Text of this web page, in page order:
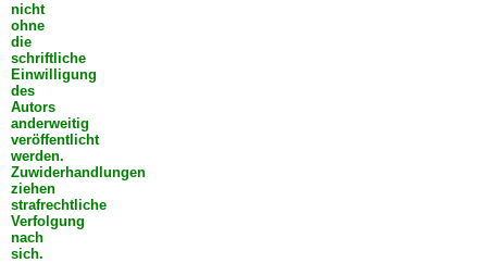
nicht
ohne
die
schriftliche
Einwilligung
des
Autors
anderweitig
veröffentlicht
werden.
Zuwiderhandlungen
ziehen
strafrechtliche
Verfolgung
nach
sich.